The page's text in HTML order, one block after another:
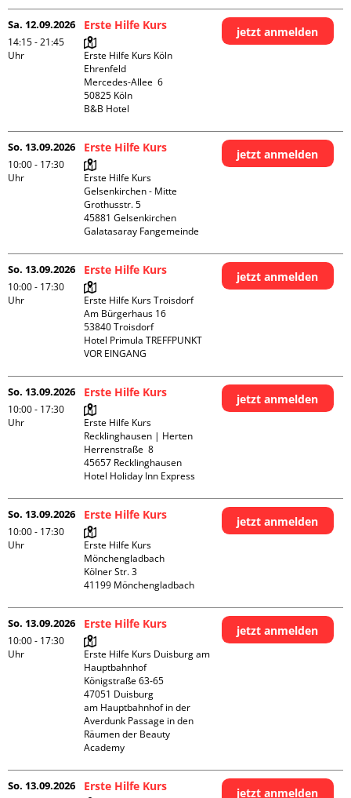
Sa. 12.09.2026
14:15 - 21:45
Uhr
Erste Hilfe Kurs
Erste Hilfe Kurs Köln
Ehrenfeld
Mercedes-Allee  6
50825 Köln
B&B Hotel
jetzt anmelden
So. 13.09.2026
10:00 - 17:30
Uhr
Erste Hilfe Kurs
Erste Hilfe Kurs
Gelsenkirchen - Mitte
Grothusstr. 5
45881 Gelsenkirchen
Galatasaray Fangemeinde
jetzt anmelden
So. 13.09.2026
10:00 - 17:30
Uhr
Erste Hilfe Kurs
Erste Hilfe Kurs Troisdorf
Am Bürgerhaus 16
53840 Troisdorf
Hotel Primula TREFFPUNKT
VOR EINGANG
jetzt anmelden
So. 13.09.2026
10:00 - 17:30
Uhr
Erste Hilfe Kurs
Erste Hilfe Kurs
Recklinghausen | Herten
Herrenstraße  8
45657 Recklinghausen
Hotel Holiday Inn Express
jetzt anmelden
So. 13.09.2026
10:00 - 17:30
Uhr
Erste Hilfe Kurs
Erste Hilfe Kurs
Mönchengladbach
Kölner Str. 3
jetzt anmelden
So. 13.09.2026
10:00 - 17:30
Uhr
Erste Hilfe Kurs
Erste Hilfe Kurs Duisburg am
Hauptbahnhof
Königstraße 63-65
47051 Duisburg
am Hauptbahnhof in der
Averdunk Passage in den
Räumen der Beauty
Academy
jetzt anmelden
So. 13.09.2026 Erste Hilfe Kurs jetzt anmelden